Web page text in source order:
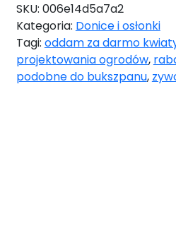
SKU: 006e14d5a7a2
Kategoria: Donice i osłonki
Tagi: oddam za darmo
projektowania ogrodów,
podobne do bukszpanu,